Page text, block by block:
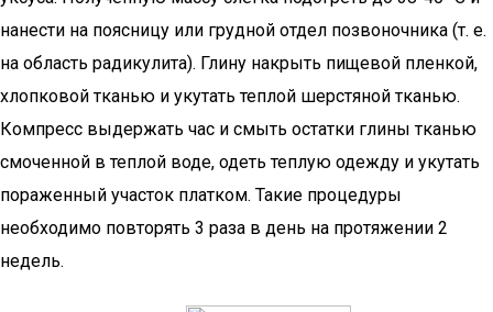
нанести на поясницу или грудной отдел позвоночника (т. е.
на область радикулита). Глину накрыть пищевой пленкой,
хлопковой тканью и укутать теплой шерстяной тканью.
Компресс выдержать час и смыть остатки глины тканью
смоченной в теплой воде, одеть теплую одежду и укутать
пораженный участок платком. Такие процедуры
необходимо повторять 3 раза в день на протяжении 2
недель.